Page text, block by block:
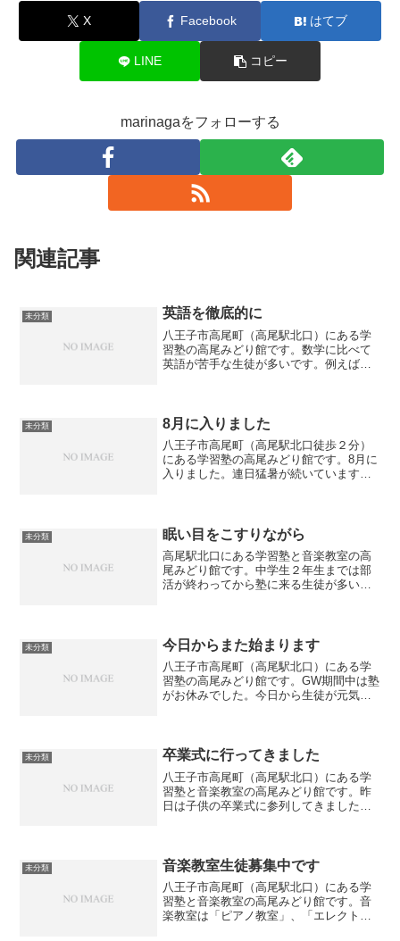
X Facebook はてブ
LINE コピー
marinagaをフォローする
関連記事
未分類 英語を徹底的に
八王子市高尾町（高尾駅北口）にある学
習塾の高尾みどり館です。数学に比べて
英語が苦手な生徒が多いです。例えば、
ことがあります。一方で英語...
未分類 8月に入りました
八王子市高尾町（高尾駅北口徒歩２分）
にある学習塾の高尾みどり館です。8月に
入りました。連日猛暑が続いています。
に加えて「理科・社会」...
未分類 眠い目をこすりながら
高尾駅北口にある学習塾と音楽教室の高
尾みどり館です。中学生２年生までは部
活が終わってから塾に来る生徒が多いで
日もありますね。部活と勉...
未分類 今日からまた始まります
八王子市高尾町（高尾駅北口）にある学
習塾の高尾みどり館です。GW期間中は塾
がお休みでした。今日から生徒が元気よ
未分類 卒業式に行ってきました
八王子市高尾町（高尾駅北口）にある学
習塾と音楽教室の高尾みどり館です。昨
日は子供の卒業式に参列してきました。
した。子供の成長はあっ...
未分類 音楽教室生徒募集中です
八王子市高尾町（高尾駅北口）にある学
習塾と音楽教室の高尾みどり館です。音
楽教室は「ピアノ教室」、「エレクトー